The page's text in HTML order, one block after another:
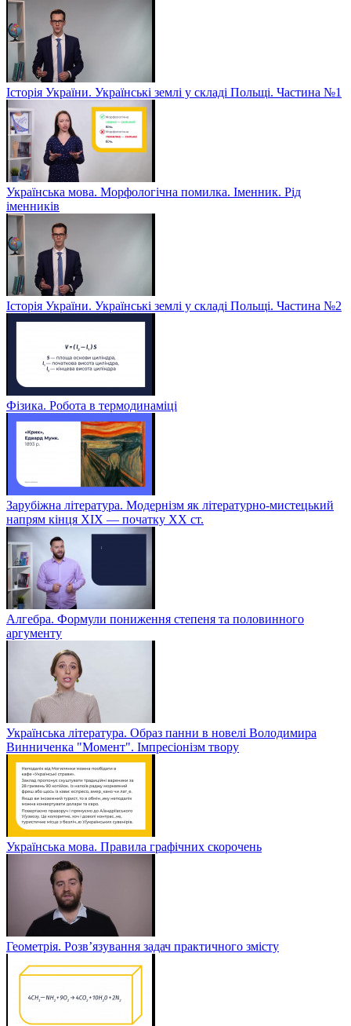
Історія України. Українські землі у складі Польщі. Частина №1
Українська мова. Морфологічна помилка. Іменник. Рід
іменників
Історія України. Українські землі у складі Польщі. Частина №2
Фізика. Робота в термодинаміці
Зарубіжна література. Модернізм як літературно-мистецький
напрям кінця XIX — початку XX ст.
Алгебра. Формули пониження степеня та половинного
аргументу
Українська література. Образ панни в новелі Володимира
Винниченка "Момент". Імпресіонізм твору
Українська мова. Правила графічних скорочень
Геометрія. Розв’язування задач практичного змісту